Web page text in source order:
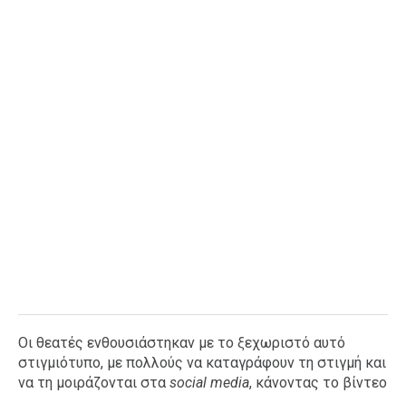
Οι θεατές ενθουσιάστηκαν με το ξεχωριστό αυτό
στιγμιότυπο, με πολλούς να καταγράφουν τη στιγμή και
να τη μοιράζονται στα social media, κάνοντας το βίντεο